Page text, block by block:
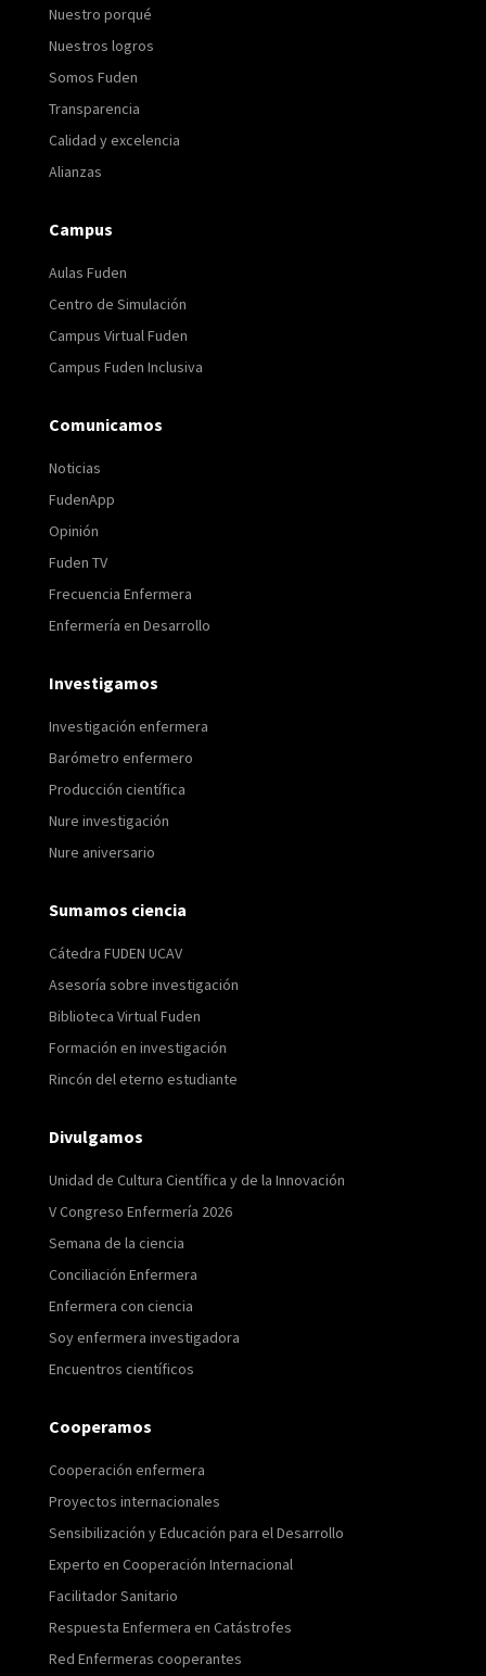
Nuestro porqué
Nuestros logros
Somos Fuden
Transparencia
Calidad y excelencia
Alianzas
Campus
Aulas Fuden
Centro de Simulación
Campus Virtual Fuden
Campus Fuden Inclusiva
Comunicamos
Noticias
FudenApp
Opinión
Fuden TV
Frecuencia Enfermera
Enfermería en Desarrollo
Investigamos
Investigación enfermera
Barómetro enfermero
Producción científica
Nure investigación
Nure aniversario
Sumamos ciencia
Cátedra FUDEN UCAV
Asesoría sobre investigación
Biblioteca Virtual Fuden
Formación en investigación
Rincón del eterno estudiante
Divulgamos
Unidad de Cultura Científica y de la Innovación
V Congreso Enfermería 2026
Semana de la ciencia
Conciliación Enfermera
Enfermera con ciencia
Soy enfermera investigadora
Encuentros científicos
Cooperamos
Cooperación enfermera
Proyectos internacionales
Sensibilización y Educación para el Desarrollo
Experto en Cooperación Internacional
Facilitador Sanitario
Respuesta Enfermera en Catástrofes
Red Enfermeras cooperantes